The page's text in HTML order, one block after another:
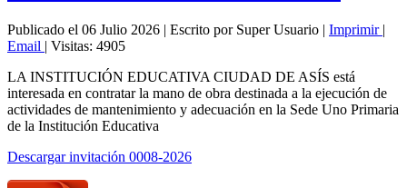
Publicado el 06 Julio 2026 | Escrito por Super Usuario | Imprimir |
Email | Visitas: 4905
LA INSTITUCIÓN EDUCATIVA CIUDAD DE ASÍS está
interesada en contratar la mano de obra destinada a la ejecución de
actividades de mantenimiento y adecuación en la Sede Uno Primaria
de la Institución Educativa
Descargar invitación 0008-2026